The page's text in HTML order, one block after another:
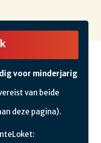
voor minderjarig
van beide
deze pagina).